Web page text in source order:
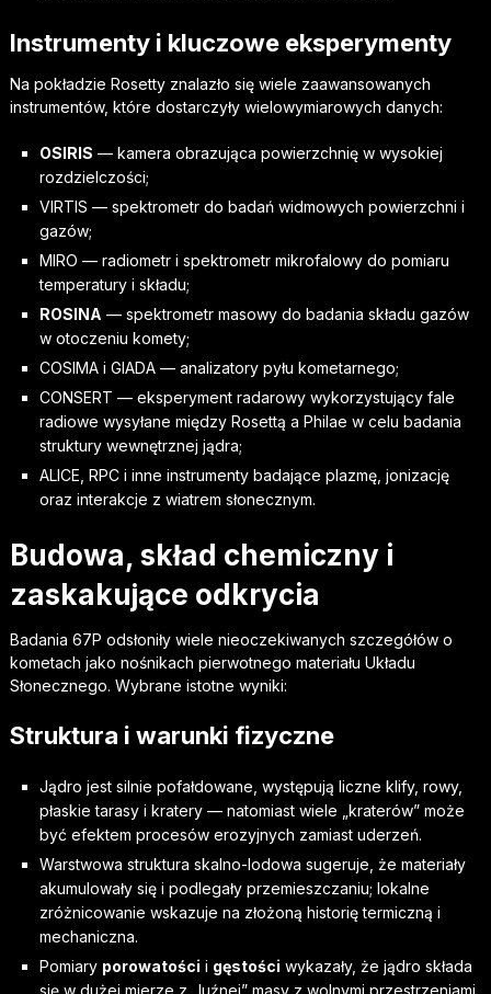
Instrumenty i kluczowe eksperymenty
Na pokładzie Rosetty znalazło się wiele zaawansowanych
instrumentów, które dostarczyły wielowymiarowych danych:
OSIRIS — kamera obrazująca powierzchnię w wysokiej
rozdzielczości;
VIRTIS — spektrometr do badań widmowych powierzchni i
gazów;
MIRO — radiometr i spektrometr mikrofalowy do pomiaru
temperatury i składu;
ROSINA — spektrometr masowy do badania składu gazów
w otoczeniu komety;
COSIMA i GIADA — analizatory pyłu kometarnego;
CONSERT — eksperyment radarowy wykorzystujący fale
radiowe wysyłane między Rosettą a Philae w celu badania
struktury wewnętrznej jądra;
ALICE, RPC i inne instrumenty badające plazmę, jonizację
oraz interakcje z wiatrem słonecznym.
Budowa, skład chemiczny i
zaskakujące odkrycia
Badania 67P odsłoniły wiele nieoczekiwanych szczegółów o
kometach jako nośnikach pierwotnego materiału Układu
Słonecznego. Wybrane istotne wyniki:
Struktura i warunki fizyczne
Jądro jest silnie pofałdowane, występują liczne klify, rowy,
płaskie tarasy i kratery — natomiast wiele „kraterów” może
być efektem procesów erozyjnych zamiast uderzeń.
Warstwowa struktura skalno-lodowa sugeruje, że materiały
akumulowały się i podlegały przemieszczaniu; lokalne
zróżnicowanie wskazuje na złożoną historię termiczną i
mechaniczna.
Pomiary porowatości i gęstości wykazały, że jądro składa
się w dużej mierze z „luźnej” masy z wolnymi przestrzeniami